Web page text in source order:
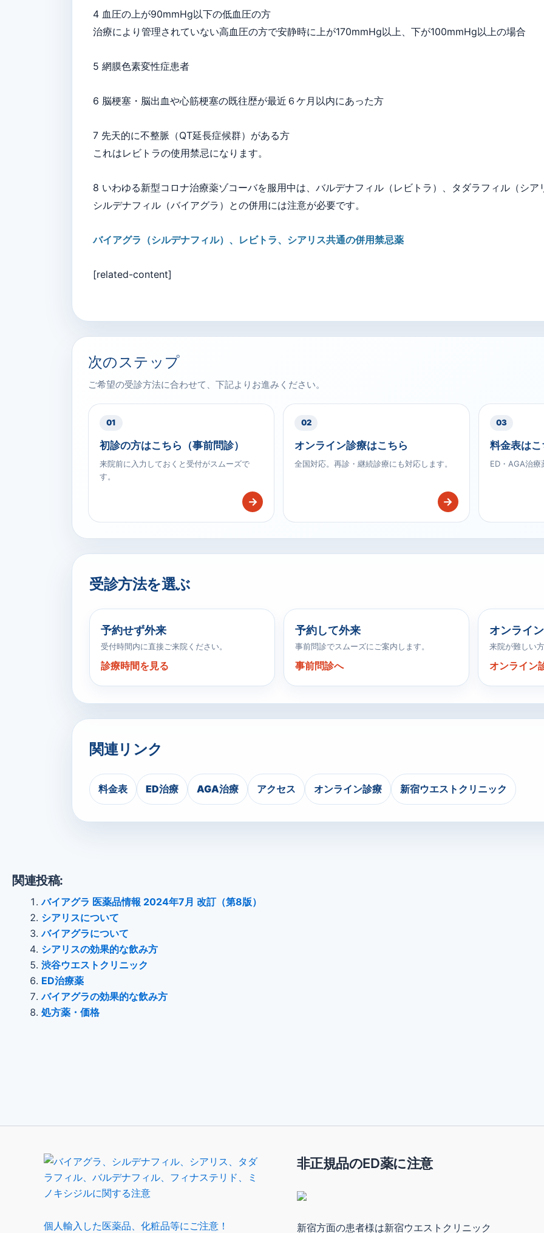
4 血圧の上が90mmHg以下の低血圧の方
治療により管理されていない高血圧の方で安静時に上が170mmHg以上、下が100mmHg以上の場合
5 網膜色素変性症患者
6 脳梗塞・脳出血や心筋梗塞の既往歴が最近６ケ月以内にあった方
7 先天的に不整脈（QT延長症候群）がある方
これはレビトラの使用禁忌になります。
8 いわゆる新型コロナ治療薬ゾコーバを服用中は、バルデナフィル（レビトラ）、タダラフィル（シア
シルデナフィル（バイアグラ）との併用には注意が必要です。
バイアグラ（シルデナフィル）、レビトラ、シアリス共通の併用禁忌薬
[related-content]
次のステップ
ご希望の受診方法に合わせて、下記よりお進みください。
01
初診の方はこちら（事前問診）
来院前に入力しておくと受付がスムーズで
す。
→
02
オンライン診療はこちら
全国対応。再診・継続診療にも対応します。
→
03
料金表はこ
ED・AGA治
受診方法を選ぶ
予約せず外来
受付時間内に直接ご来院ください。
診療時間を見る
予約して外来
事前問診でスムーズにご案内します。
事前問診へ
オンライ
来院が難しい
オンライン
関連リンク
料金表 ED治療 AGA治療 アクセス オンライン診療 新宿ウエストクリニック
関連投稿:
バイアグラ 医薬品情報 2024年7月 改訂（第8版）
シアリスについて
バイアグラについて
シアリスの効果的な飲み方
渋谷ウエストクリニック
ED治療薬
バイアグラの効果的な飲み方
処方薬・価格
個人輸入した医薬品、化粧品等にご注意！
非正規品のED薬に注意
新宿方面の患者様は新宿ウエストクリニック